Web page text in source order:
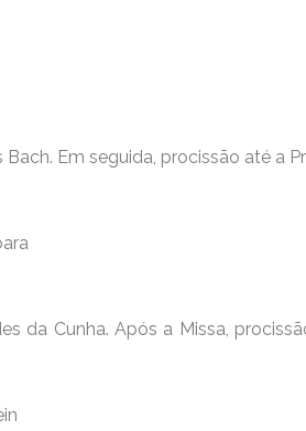
Em seguida, procissão até a
da Cunha. Após a Missa,